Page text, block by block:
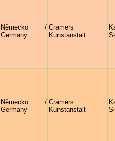
Německo /
Germany
Cramers
Kunstanstalt
Německo /
Germany
Cramers
Kunstanstalt